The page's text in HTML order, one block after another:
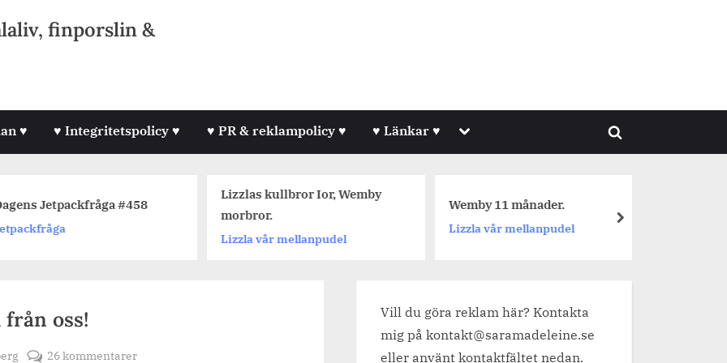
finporslin &
♥ ♥ Integritetspolicy ♥ ♥ PR & reklampolicy ♥ ♥ Länkar ♥ Toggle
menu
Toggle
Jetpackfråga #458
Lizzlas kullbror Ior, Wemby
morbror.
Lizzla vår mellanpudel
Wemby 11 månader.
Lizzla vår mellanpudel next
oss!
26 kommentarertill
Vill du göra reklam här? Kontakta
mig på kontakt@saramadeleine.se
eller använt kontaktfältet nedan.